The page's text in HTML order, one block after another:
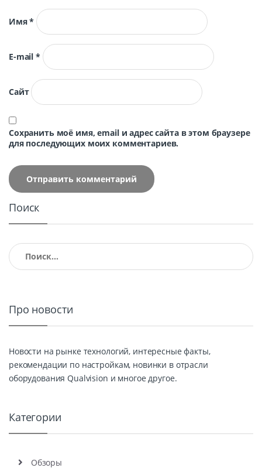
Имя*
E-mail*
Сайт
Сохранить моё имя, email и адрес сайта в этом браузере
для последующих моих комментариев.
Поиск
Найти:
Про новости
Новости на рынке технологий, интересные факты,
рекомендации по настройкам, новинки в отрасли
оборудования Qualvision и многое другое.
Категории
Обзоры